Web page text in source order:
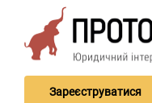
Зареєструватися